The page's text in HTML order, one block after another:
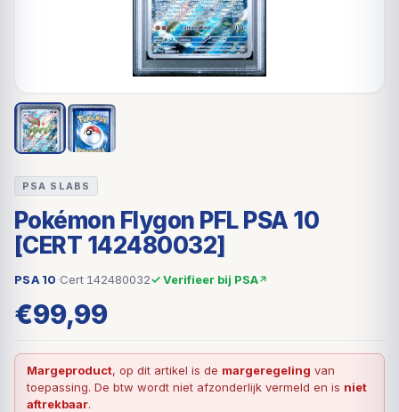
PSA SLABS
Pokémon Flygon PFL PSA 10
[CERT 142480032]
PSA 10·Cert 142480032✓ Verifieer bij PSA
€99,99
Margeproduct, op dit artikel is de margeregeling van
toepassing. De btw wordt niet afzonderlijk vermeld en is niet
aftrekbaar.